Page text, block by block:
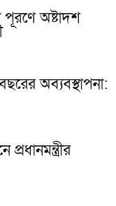
অষ্টাদশ
অব্যবস্থাপনা: